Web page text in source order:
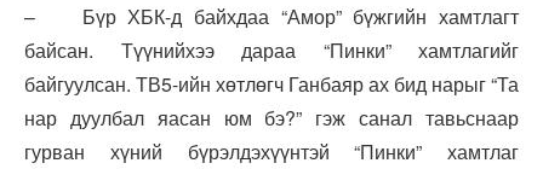
– Бүр ХБК-д байхдаа “Амор” бүжгийн хамтлагт
байсан. Түүнийхээ дараа “Пинки” хамтлагийг
байгуулсан. ТВ5-ийн хөтлөгч Ганбаяр ах бид нарыг “Та
нар дуулбал яасан юм бэ?” гэж санал тавьснаар
гурван хүний бүрэлдэхүүнтэй “Пинки” хамтлаг